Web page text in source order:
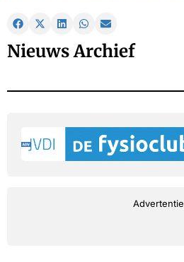
Nieuws Archief
Advertentie